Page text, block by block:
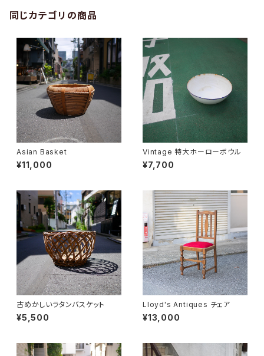
同じカテゴリの商品
Asian Basket
¥11,000
Vintage 特大ホーローボウル
¥7,700
古めかしいラタンバスケット
¥5,500
Lloyd's Antiques チェア
¥13,000